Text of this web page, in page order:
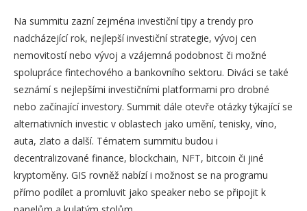
Na summitu zazní zejména investiční tipy a trendy pro
nadcházející rok, nejlepší investiční strategie, vývoj cen
nemovitostí nebo vývoj a vzájemná podobnost či možné
spolupráce fintechového a bankovního sektoru. Diváci se také
seznámí s nejlepšími investičními platformami pro drobné
nebo začínající investory. Summit dále otevře otázky týkající se
alternativních investic v oblastech jako umění, tenisky, víno,
auta, zlato a další. Tématem summitu budou i
decentralizované finance, blockchain, NFT, bitcoin či jiné
kryptoměny. GIS rovněž nabízí i možnost se na programu
přímo podílet a promluvit jako speaker nebo se připojit k